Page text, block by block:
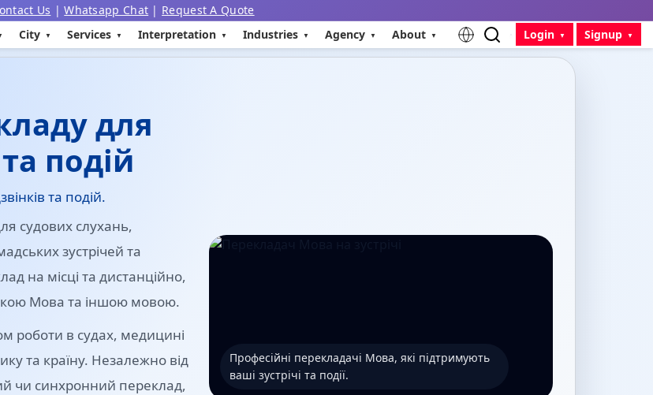
Us |Whatsapp Chat | Request A Quote
City Services Interpretation Industries Agency About Login Signup
для
подій
та подій.
судових слухань,
зустрічей та
на місці та дистанційно,
Мова та іншою мовою.
роботи в судах, медицині
та країну. Незалежно від
чи синхронний переклад,
Професійні перекладачі Мова, які підтримують
ваші зустрічі та події.